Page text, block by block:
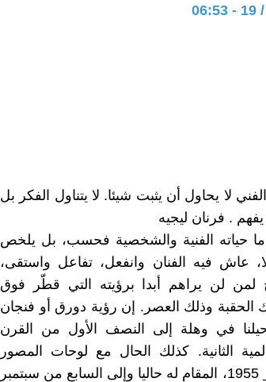
لا يحاول أن يثبت شيئا. لا يتناول الفكر بل
. فرنان ليجيه
حياته الفنية والشخصية فحسب، بل يلخص
عاش فيه الفنان وانفعل، تفاعل واستقى،
لن يراهم أبدا برؤيته التي قطّر فوق
الحقبة وذلك العصر. إن رؤية دورق أو فنجان
في وهلة إلى النصف الأول من القرن
الثانية. كذلك الحال مع لوحات المصور
الفرنسي الشهير فرنان ليجيه 1881 _ 1955، المقام له حاليا وإلى السابع من سبتمبر